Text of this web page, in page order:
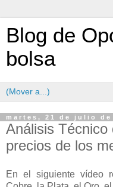
Blog de
bolsa
martes, 21 de julio de
Análisis
precios de los
En el siguiente vídeo